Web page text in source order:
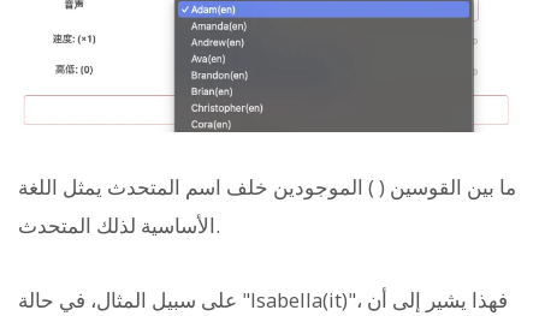
ما بين القوسين ( ) الموجودين خلف اسم المتحدث يمثل اللغة
الأساسية لذلك المتحدث.
على سبيل المثال، في حالة "Isabella(it)"، فهذا يشير إلى أن